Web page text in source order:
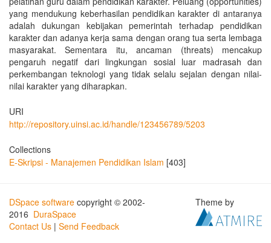
yang mendukung keberhasilan pendidikan karakter di antaranya
adalah dukungan kebijakan pemerintah terhadap pendidikan
karakter dan adanya kerja sama dengan orang tua serta lembaga
masyarakat. Sementara itu, ancaman (threats) mencakup
pengaruh negatif dari lingkungan sosial luar madrasah dan
perkembangan teknologi yang tidak selalu sejalan dengan nilai-
nilai karakter yang diharapkan.
URI
http://repository.uinsi.ac.id/handle/123456789/5203
Collections
E-Skripsi - Manajemen Pendidikan Islam [403]
DSpace software copyright © 2002-
2016 DuraSpace
Contact Us | Send Feedback
Theme by